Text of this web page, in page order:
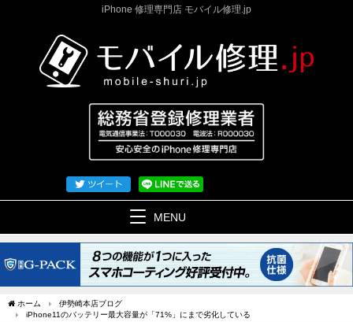
iPhone 修理専門店 モバイル修理.jp
MENU
ホーム
伊勢崎本店ブログ
iPhone11のバッテリー最大容量が「71%」にまで劣化している